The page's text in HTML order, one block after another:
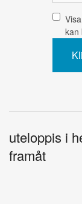
kan
uteloppis i
framåt